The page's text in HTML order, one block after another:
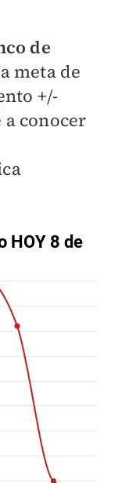
de
meta de
+/-
conocer